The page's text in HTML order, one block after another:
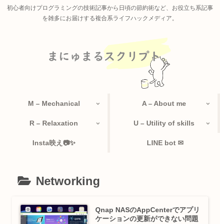
初心者向けプログラミングの技術記事から日頃の節約術など、お役立ち系記事
を雑多にお届けする複合系ライフハックメディア。
M – Mechanical A – About me
R – Relaxation U – Utility of skills
Insta映え📷✨ LINE bot ✉
Networking
Qnap NASのAppCenterでアプリ
ケーションの更新ができない問題